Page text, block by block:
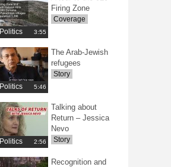
Politics ‎3:55
Firing Zone
Coverage
Politics ‎5:46
The Arab-Jewish
refugees
Story
Politics ‎2:56
Talking about
Return – Jessica
Nevo
Story
Recognition and